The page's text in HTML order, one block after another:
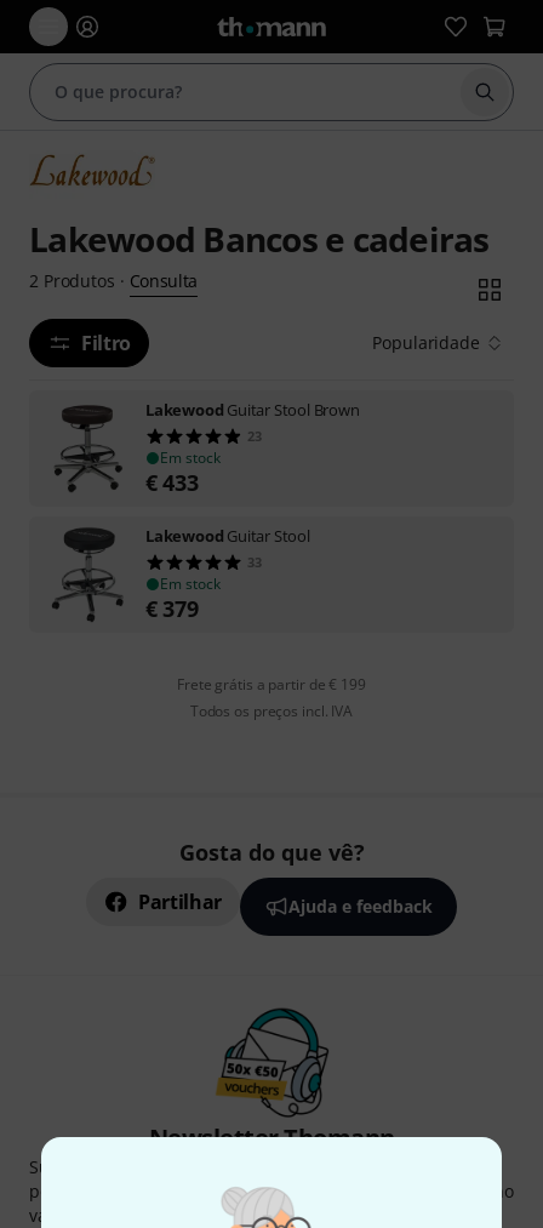
Iniciar
Lakewood Bancos e cadeiras
2 Produtos · Consulta
Filtro Popularidade
Lakewood Guitar Stool Brown
23
Em stock
€433
Lakewood Guitar Stool
33
Em stock
€ 379
Frete grátis a partir de € 199
Todos os preços incl. IVA
Gosta do que vê?
Partilhar Ajuda e feedback
Newsletter Thomann
Subscreva a Newsletter da Thomann em inglês e com um
pouco de sorte você poderá ganhar um dos
no
valor de